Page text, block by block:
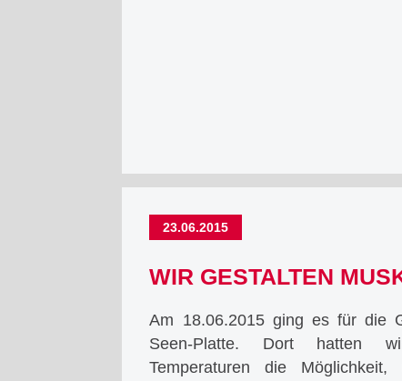
Bochum
23.06.2015
WIR GESTALTEN
Am 18.06.2015 ging es für die
Seen-Platte. Dort hatten
Temperaturen die